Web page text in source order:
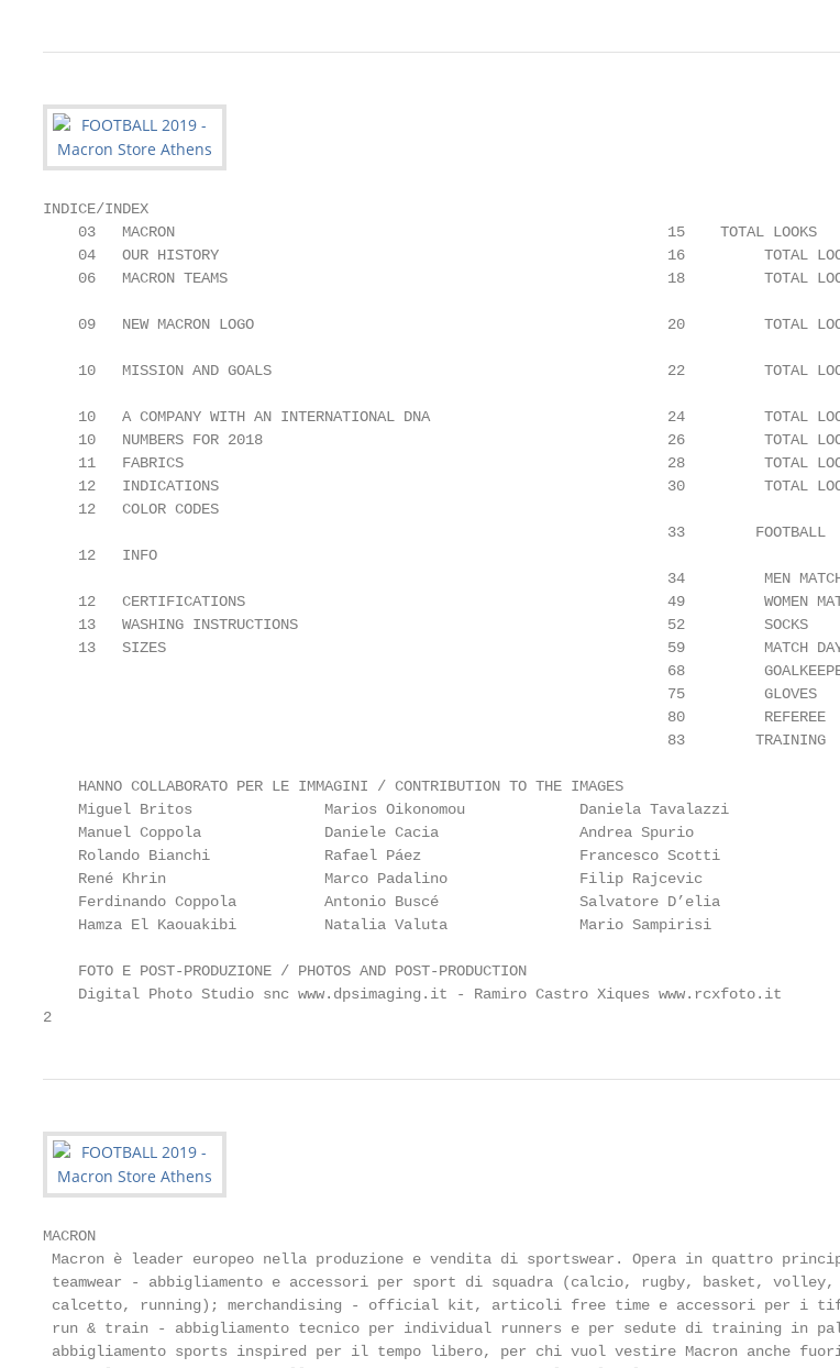
INDICE/INDEX
03   MACRON                                                        15    TOTAL LOOKS
04   OUR HISTORY                                                   16         TOTAL
06   MACRON TEAMS                                                  18         TOTAL
09   NEW MACRON LOGO                                               20         TOTAL
10   MISSION AND GOALS                                             22         TOTAL
10   A COMPANY WITH AN INTERNATIONAL DNA                           24         TOTAL
10   NUMBERS FOR 2018                                              26         TOTAL
11   FABRICS                                                       28         TOTAL
12   INDICATIONS                                                   30         TOTAL
12   COLOR CODES
                                                                       33        FOOTBALL
12   INFO
34         MEN
12   CERTIFICATIONS                                                49         WOMEN
13   WASHING INSTRUCTIONS                                          52         SOCKS
13   SIZES                                                         59         MATCH
68
75         GLOVES
80         REFEREE
83
    HANNO COLLABORATO PER LE IMMAGINI / CONTRIBUTION TO THE IMAGES
Miguel Britos               Marios Oikonomou             Daniela Tavalazzi
Manuel Coppola              Daniele Cacia                Andrea Spurio
Rolando Bianchi             Rafael Páez                  Francesco Scotti
René Khrin                  Marco Padalino               Filip Rajcevic
Ferdinando Coppola          Antonio Buscé                Salvatore D’elia
Hamza El Kaouakibi          Natalia Valuta               Mario Sampirisi
    FOTO E POST-PRODUZIONE / PHOTOS AND POST-PRODUCTION
    Digital Photo Studio snc www.dpsimaging.it - Ramiro Castro Xiques www.rcxfoto.it
2
MACRON
Macron è leader europeo nella produzione e vendita di sportswear. Opera in quattro
teamwear - abbigliamento e accessori per sport di squadra (calcio, rugby, basket, volley,
calcetto, running); merchandising - official kit, articoli free time e accessori per i
run & train - abbigliamento tecnico per individual runners e per sedute di training in
abbigliamento sports inspired per il tempo libero, per chi vuol vestire Macron anche fuori